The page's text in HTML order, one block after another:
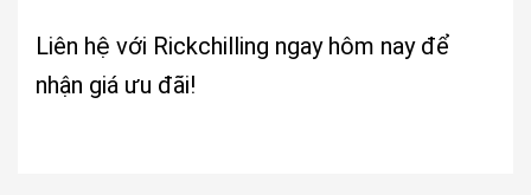
Liên hệ với Rickchilling ngay hôm nay để
nhận giá ưu đãi!